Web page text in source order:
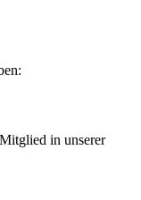
in unserer